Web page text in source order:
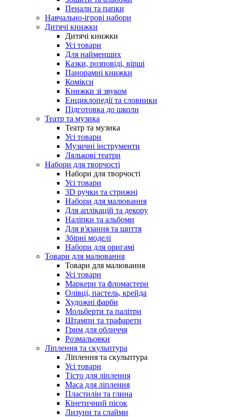
Пенали та папки
Навчально-ігрові набори
Дитячі книжки
Дитячі книжки
Усі товари
Для найменших
Казки, розповіді, вірші
Панорамні книжки
Комікси
Книжки зі звуком
Енциклопедії та словники
Підготовка до школи
Театр та музика
Театр та музика
Усі товари
Музичні інструменти
Лялькові театри
Набори для творчості
Набори для творчості
Усі товари
3D ручки та стрижні
Набори для малювання
Для аплікацій та декору
Наліпки та альбоми
Для в'язання та шиття
Збірні моделі
Набори для оригамі
Товари для малювання
Товари для малювання
Усі товари
Маркери та фломастери
Олівці, пастель, крейда
Художні фарби
Мольберти та палітри
Штампи та трафарети
Грим для обличчя
Розмальовки
Ліплення та скульптура
Ліплення та скульптура
Усі товари
Тісто для ліплення
Маса для ліплення
Пластилін та глина
Кінетичний пісок
Лизуни та слайми